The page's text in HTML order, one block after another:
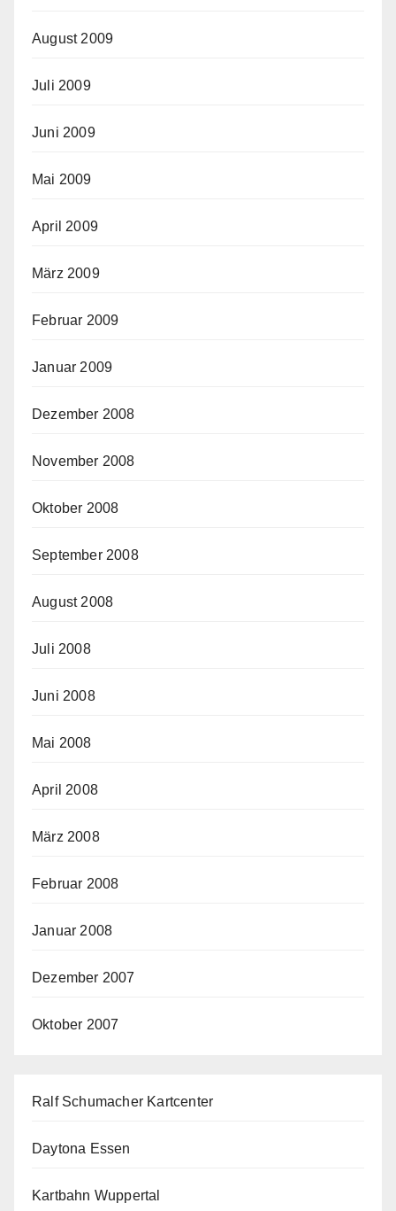
August 2009
Juli 2009
Juni 2009
Mai 2009
April 2009
März 2009
Februar 2009
Januar 2009
Dezember 2008
November 2008
Oktober 2008
September 2008
August 2008
Juli 2008
Juni 2008
Mai 2008
April 2008
März 2008
Februar 2008
Januar 2008
Dezember 2007
Oktober 2007
Ralf Schumacher Kartcenter
Daytona Essen
Kartbahn Wuppertal